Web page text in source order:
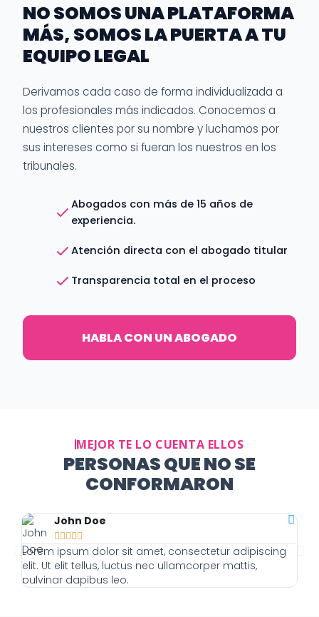
NO SOMOS UNA PLATAFORMA
MÁS, SOMOS LA PUERTA A TU
EQUIPO LEGAL
Derivamos cada caso de forma individualizada a
los profesionales más indicados. Conocemos a
nuestros clientes por su nombre y luchamos por
sus intereses como si fueran los nuestros en los
tribunales.
Abogados con más de 15 años de
experiencia.
Atención directa con el abogado titular
Transparencia total en el proceso
HABLA CON UN ABOGADO
MEJOR TE LO CUENTA ELLOS
PERSONAS QUE NO SE
CONFORMARON
John Doe
    
Lorem ipsum dolor sit amet, consectetur adipiscing
elit. Ut elit tellus, luctus nec ullamcorper mattis,
pulvinar dapibus leo.